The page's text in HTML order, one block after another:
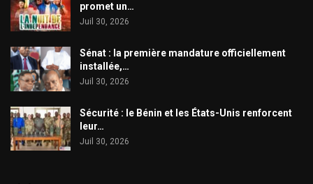
promet un…
Juil 30, 2026
Sénat : la première mandature officiellement
installée,…
Juil 30, 2026
Sécurité : le Bénin et les États-Unis renforcent
leur…
Juil 30, 2026